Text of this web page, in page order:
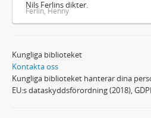
Nils Ferlins dikter.
Ferlin, Henny
Kungliga biblioteket
Kontakta oss
Kungliga biblioteket hanterar dina
EU:s dataskyddsförordning (2018),